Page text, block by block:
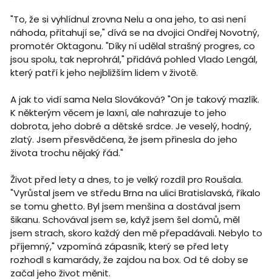
"To, že si vyhlídnul zrovna Nelu a ona jeho, to asi není
náhoda, přitahují se," dívá se na dvojici Ondřej Novotný,
promotér Oktagonu. "Díky ní udělal strašný progres, co
jsou spolu, tak neprohrál," přidává pohled Vlado Lengál,
který patří k jeho nejbližším lidem v životě.
A jak to vidí sama Nela Slováková? "On je takový mazlík.
K některým věcem je laxní, ale nahrazuje to jeho
dobrota, jeho dobré a dětské srdce. Je veselý, hodný,
zlatý. Jsem přesvědčena, že jsem přinesla do jeho
života trochu nějaký řád."
Život před lety a dnes, to je velký rozdíl pro Roušala.
"Vyrůstal jsem ve středu Brna na ulici Bratislavská, říkalo
se tomu ghetto. Byl jsem menšina a dostával jsem
šikanu. Schovával jsem se, když jsem šel domů, měl
jsem strach, skoro každý den mě přepadávali. Nebylo to
příjemný," vzpomíná zápasník, který se před lety
rozhodl s kamarády, že zajdou na box. Od té doby se
začal jeho život měnit.